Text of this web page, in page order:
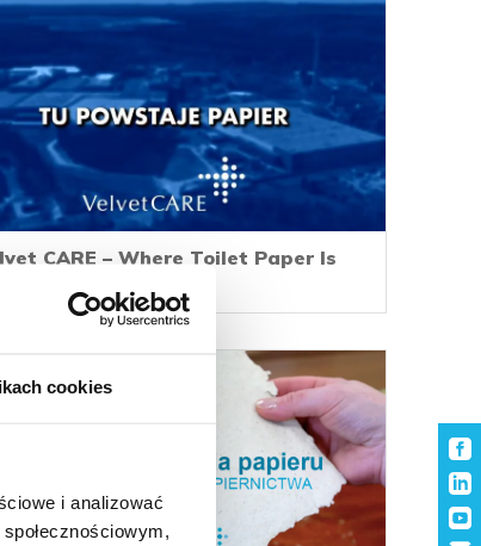
cookies
i analizować
CARE – Where Toilet Paper Is